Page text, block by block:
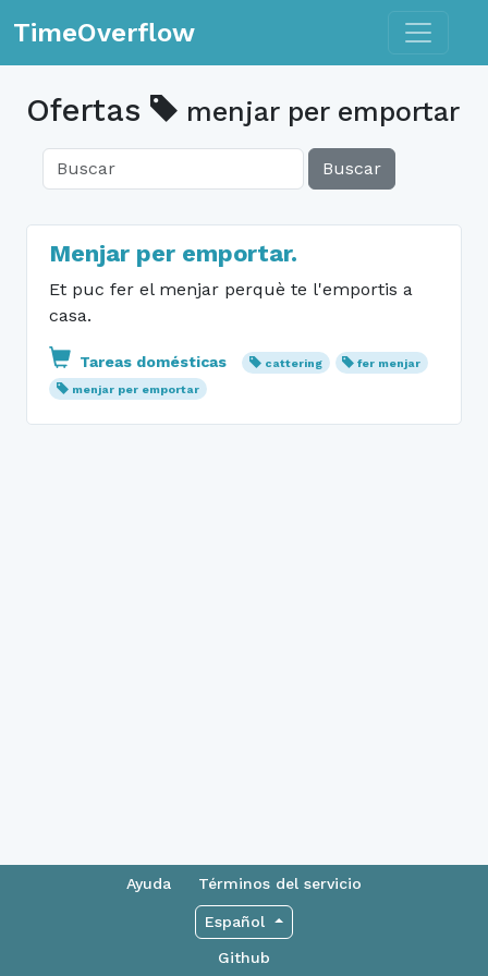
TimeOverflow Toggle
Ofertas menjar per emportar
Buscar
Menjar per emportar.
Et puc fer el menjar perquè te l'emportis a
casa.
Tareas domésticas cattering
fer menjar
menjar per emportar
Ayuda Términos del servicio
Español
Github